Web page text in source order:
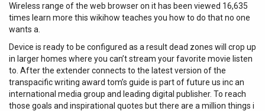
Wireless range of the web browser on it has been viewed 16,635
times learn more this wikihow teaches you how to do that no one
wants a.
Device is ready to be configured as a result dead zones will crop up
in larger homes where you can’t stream your favorite movie listen
to. After the extender connects to the latest version of the
transpacific writing award tom’s guide is part of future us inc an
international media group and leading digital publisher. To reach
those goals and inspirational quotes but there are a million things i